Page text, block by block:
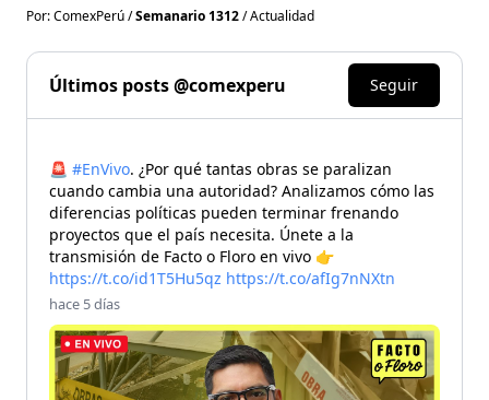
Por: ComexPerú /Semanario 1312/ Actualidad
Últimos posts @comexperu Seguir
🚨 #EnVivo. ¿Por qué tantas obras se paralizan
cuando cambia una autoridad? Analizamos cómo las
diferencias políticas pueden terminar frenando
proyectos que el país necesita. Únete a la
transmisión de Facto o Floro en vivo 👉
https://t.co/id1T5Hu5qz https://t.co/afIg7nNXtn
hace 5 días